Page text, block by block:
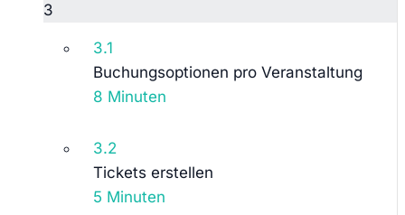
3
3.1
Buchungsoptionen pro Veranstaltung
8 Minuten
3.2
Tickets erstellen
5 Minuten